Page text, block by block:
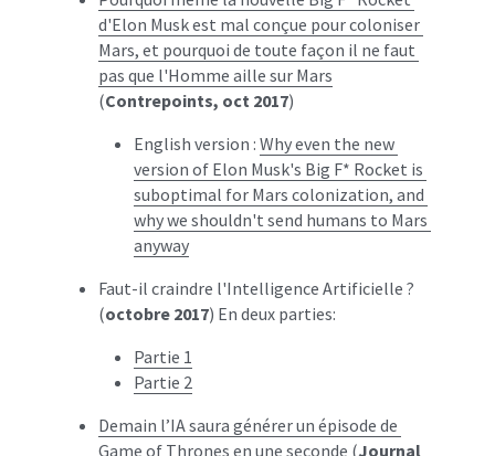
d'Elon Musk est mal conçue pour coloniser
Mars, et pourquoi de toute façon il ne faut
pas que l'Homme aille sur Mars
(Contrepoints, oct 2017)
English version : Why even the new
version of Elon Musk's Big F* Rocket is
suboptimal for Mars colonization, and
why we shouldn't send humans to Mars
anyway
Faut-il craindre l'Intelligence Artificielle ?
(octobre 2017) En deux parties:
Partie 1
Partie 2
Demain l’IA saura générer un épisode de
Game of Thrones en une seconde (Journal